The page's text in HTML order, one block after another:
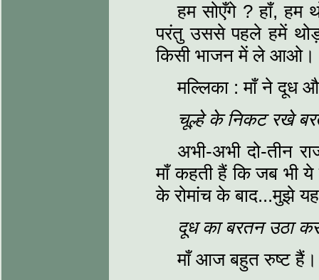
हम सोएँगे ? हाँ, हम
परंतु उससे पहले हमें
किसी भाजन में ले आओ।
मल्लिका : माँ ने दूध
चूल्हे के निकट रखे
अभी-अभी दो-तीन
माँ कहती हैं कि जब भी ये
के रोमांच के बाद...मुझे
दूध का बरतन उठा
माँ आज बहुत रुष्ट हैं।